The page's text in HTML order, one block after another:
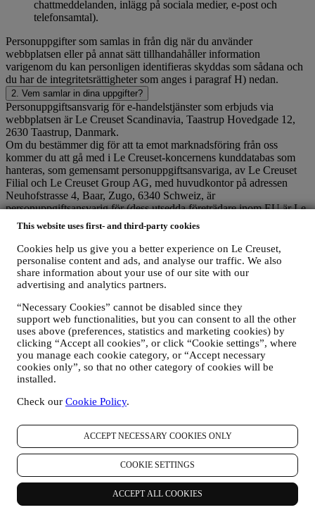
This website uses first- and third-party cookies
Cookies help us give you a better experience on Le Creuset,
personalise content and ads, and analyse our traffic. We also
share information about your use of our site with our
advertising and analytics partners.
“Necessary Cookies” cannot be disabled since they
support web functionalities, but you can consent to all the other
uses above (preferences, statistics and marketing cookies) by
clicking “Accept all cookies”, or click “Cookie settings”, where
you manage each cookie category, or “Accept necessary
cookies only”, so that no other category of cookies will be
installed.
Check our Cookie Policy.
ACCEPT NECESSARY COOKIES ONLY
COOKIE SETTINGS
ACCEPT ALL COOKIES
chattmeddelanden, inlägg på sociala medier, e-post och
telefonsamtal).
Personuppgifter som samlas in från dig när du använder
webbplatsen eller på annat sätt tillhandahåller information
varigenom du kan personligen identifieras skyddas som sådana och
du har de integritetsrättigheter som anges i paragraf H) nedan.
2. Vem samlar in dina uppgifter?
Personuppgiftsansvarig för e-handelstjänster som erbjuds via
webbplatsen är Le Creuset Scandinavia, Taastrup Hovedgade 12,
2630 Taastrup, Danmark.
Om du bestämmer dig för att ta emot marknadsföring från oss
kommer du att gå med i Le Creuset-koncernens kunddatabas som
hanteras, som gemensamt personuppgiftsansvariga, av Le Creuset
Filial och Le Creuset Group AG, med huvudkontor på adressen
Neuhofstrasse 4, Baar, Zugo, 6340 Schweiz, är
personuppgiftsansvarig för (dess utsedda företrädare inom EU är Le
Creuset SL, ORG NO B62153630, med huvudkontor på adressen
Paseo de Gracia 9 2º, 08007 Barcelona, Spanien), baserat på ett
avtal om gemensamt personuppgiftsansvar som i huvudsak
föreskriver (a) Le Creuset Group AG som ansvarig för den
övergripande strategin för marknadsföring och personlig
kundupplevelse; (b) lokala Le Creuset enheter drar nytta av och
marknadskommunikation/lokala initiativ (inom ett specifikt land); (c)
att båda gemensamt personuppgiftsansvariga måste hantera den
registrerades begäran om åtgärder rörande sina rättigheter.
3. Varför samlar vi in dessa uppgifter?
Det kan hända att vi bearbetar dina uppgifter för följande ändamål:
FÖR ATT UPPFYLLA VÅRA RÄTTSLIGA
SKYLDIGHETER
för att uppfylla våra rättsliga skyldigheter samt andra
skyldigheter som uppstår i samband med anvisningar vi får
från myndigheter.
FÖR ATT SKAPA ETT LE CREUSET-KONTO
Vi kommer att använda dina uppgifter för att skapa ett Le
Creuset-konto som kommer att ge dig tillgång till en rad
förmåner som är begränsade till registrerade användare och